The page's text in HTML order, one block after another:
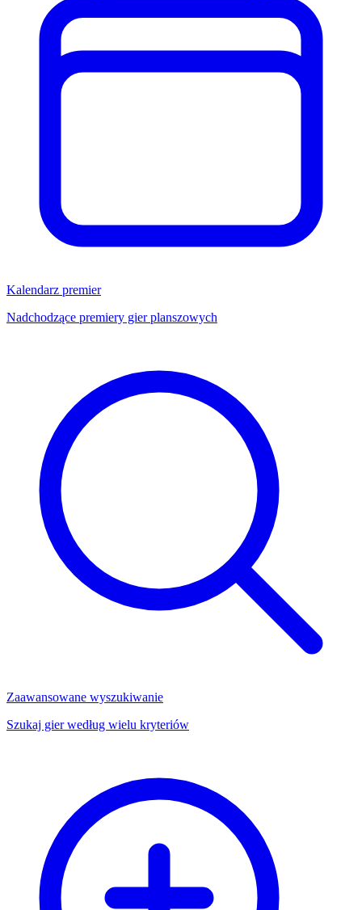
Kalendarz premier
Nadchodzące premiery gier planszowych
Zaawansowane wyszukiwanie
Szukaj gier według wielu kryteriów